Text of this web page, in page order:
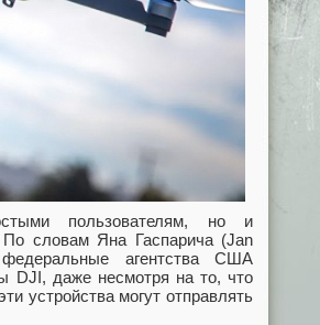
пользователям, но и
По словам Яна Гаспарича (Jan
агентства США
DJI, даже несмотря на то, что
устройства могут отправлять